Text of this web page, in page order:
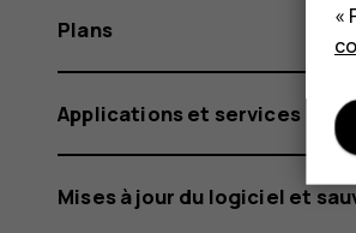
Plans
Applications et services
Mises à jour du logiciel et
«